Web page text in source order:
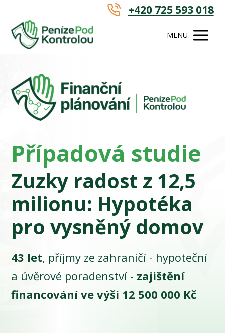
+420 725 593 018
MENU
Případová studie
Zuzky radost z 12,5
milionu: Hypotéka
pro vysněný domov
43 let, příjmy ze zahraničí - hypoteční
a úvěrové poradenství - zajištění
financování ve výši 12 500 000 Kč